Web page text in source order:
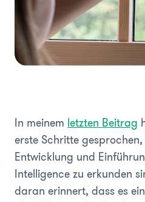
In meinem letzten Beitrag
erste Schritte
Entwicklung und
Intelligence zu erkunden
daran erinnert, dass es